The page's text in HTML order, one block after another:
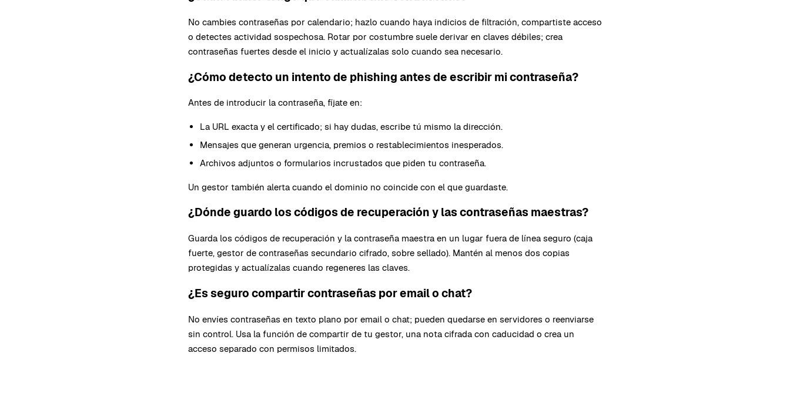
No cambies contraseñas por calendario; hazlo cuando haya indicios de filtración, compartiste acceso
o detectes actividad sospechosa. Rotar por costumbre suele derivar en claves débiles; crea
contraseñas fuertes desde el inicio y actualízalas solo cuando sea necesario.
¿Cómo detecto un intento de phishing antes de escribir mi contraseña?
Antes de introducir la contraseña, fíjate en:
La URL exacta y el certificado; si hay dudas, escribe tú mismo la dirección.
Mensajes que generan urgencia, premios o restablecimientos inesperados.
Archivos adjuntos o formularios incrustados que piden tu contraseña.
Un gestor también alerta cuando el dominio no coincide con el que guardaste.
¿Dónde guardo los códigos de recuperación y las contraseñas maestras?
Guarda los códigos de recuperación y la contraseña maestra en un lugar fuera de línea seguro (caja
fuerte, gestor de contraseñas secundario cifrado, sobre sellado). Mantén al menos dos copias
protegidas y actualízalas cuando regeneres las claves.
¿Es seguro compartir contraseñas por email o chat?
No envíes contraseñas en texto plano por email o chat; pueden quedarse en servidores o reenviarse
sin control. Usa la función de compartir de tu gestor, una nota cifrada con caducidad o crea un
acceso separado con permisos limitados.